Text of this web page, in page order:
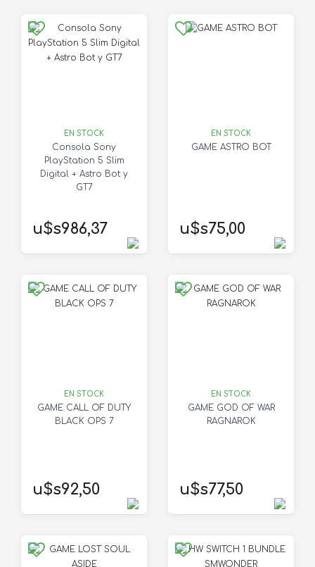
EN STOCK
Consola Sony
PlayStation 5 Slim
Digital + Astro Bot y
GT7
u$s986,37
EN STOCK
GAME ASTRO BOT
u$s75,00
EN STOCK
GAME CALL OF DUTY
BLACK OPS 7
u$s92,50
EN STOCK
GAME GOD OF WAR
RAGNAROK
u$s77,50